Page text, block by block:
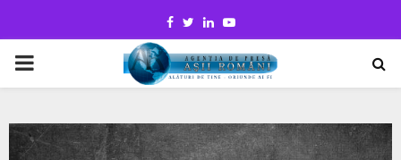
Facebook
TwitterLinkedinYoutube
PRIMARY